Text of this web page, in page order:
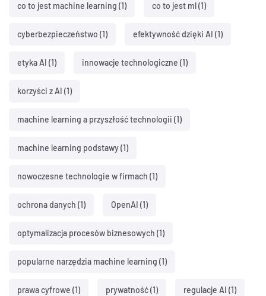
co to jest machine learning (1) co to jest ml(1)
cyberbezpieczeństwo (1) efektywność dzięki AI (1)
etyka AI (1) innowacje technologiczne (1)
korzyści z AI (1)
machine learning a przyszłość technologii (1)
machine learning podstawy(1)
nowoczesne technologie w firmach (1)
ochrona danych (1) OpenAI (1)
optymalizacja procesów biznesowych (1)
popularne narzędzia machine learning (1)
prawa cyfrowe (1) prywatność(1) regulacje AI (1)